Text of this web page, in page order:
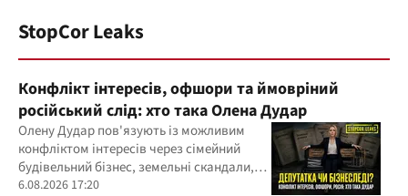
StopCor Leaks
Конфлікт інтересів, офшори та ймовріний
російський слід: хто така Олена Дудар
Олену Дудар пов'язують із можливим
конфліктом інтересів через сімейний
будівельний бізнес, земельні скандали,
судові справи
6.08.2026 17:20